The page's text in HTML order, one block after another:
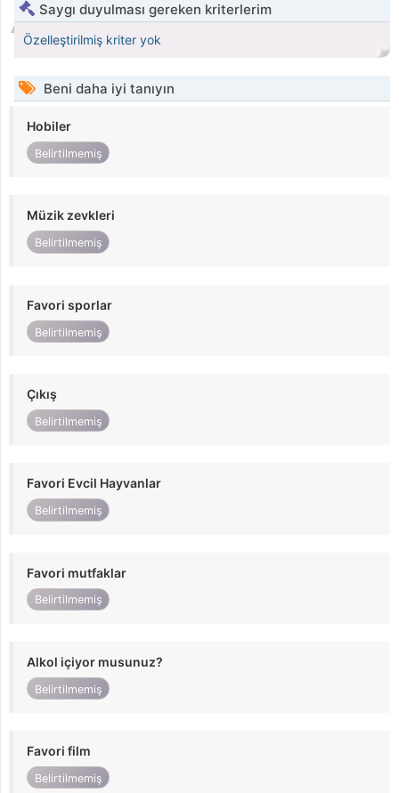
Saygı duyulması gereken kriterlerim
Özelleştirilmiş kriter yok
Beni daha iyi tanıyın
Hobiler
Belirtilmemiş
Müzik zevkleri
Belirtilmemiş
Favori sporlar
Belirtilmemiş
Çıkış
Belirtilmemiş
Favori Evcil Hayvanlar
Belirtilmemiş
Favori mutfaklar
Belirtilmemiş
Alkol içiyor musunuz?
Belirtilmemiş
Favori film
Belirtilmemiş